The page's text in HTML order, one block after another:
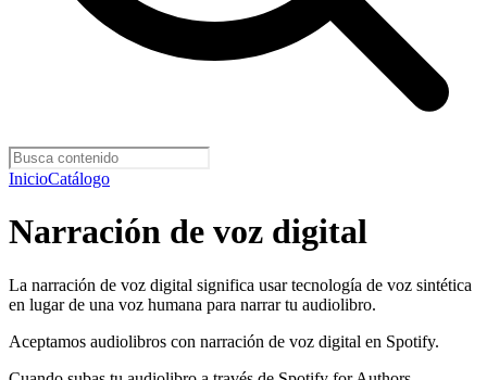
InicioCatálogo
Narración de voz digital
La narración de voz digital significa usar tecnología de voz sintética
en lugar de una voz humana para narrar tu audiolibro.
Aceptamos audiolibros con narración de voz digital en Spotify.